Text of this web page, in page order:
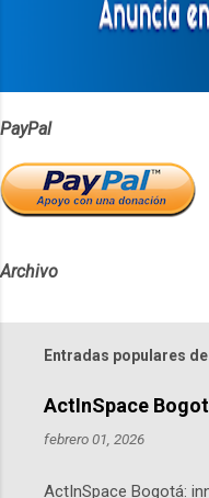
PayPal
Archivo
Entradas populares
ActInSpace
febrero 01, 2026
ActInSpace Bogotá: